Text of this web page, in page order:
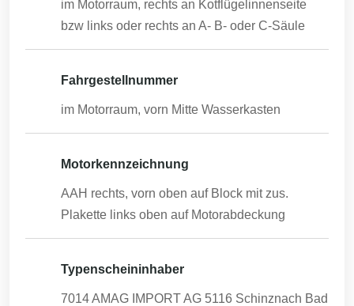
im Motorraum, rechts an Kotflügelinnenseite
bzw links oder rechts an A- B- oder C-Säule
Fahrgestellnummer
im Motorraum, vorn Mitte Wasserkasten
Motorkennzeichnung
AAH rechts, vorn oben auf Block mit zus.
Plakette links oben auf Motorabdeckung
Typenscheininhaber
7014 AMAG IMPORT AG 5116 Schinznach Bad